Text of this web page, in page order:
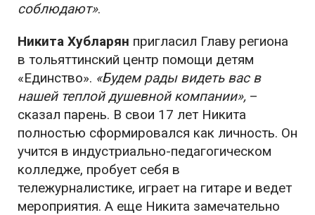
соблюдают».
Никита Хубларян пригласил Главу региона
в тольяттинский центр помощи детям
«Единство». «Будем рады видеть вас в
нашей теплой душевной компании», –
сказал парень. В свои 17 лет Никита
полностью сформировался как личность. Он
учится в индустриально-педагогическом
колледже, пробует себя в
тележурналистике, играет на гитаре и ведет
мероприятия. А еще Никита замечательно